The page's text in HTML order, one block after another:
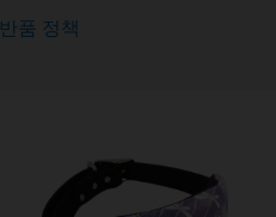
반품 정책
가
격
범